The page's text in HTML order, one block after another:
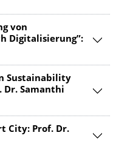
von
Digitalisierung”:
Sustainability
Dr. Samanthi
City: Prof. Dr.